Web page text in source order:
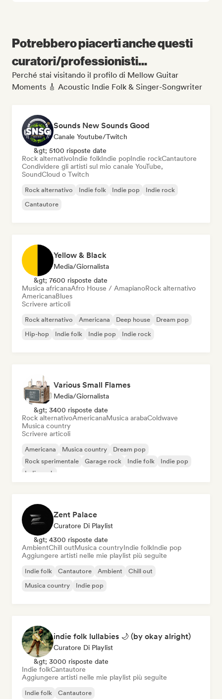
Potrebbero piacerti anche questi
curatori/professionisti...
Perché stai visitando il profilo di Mellow Guitar
Moments 🎸 Acoustic Indie Folk & Singer-Songwriter
Sounds New Sounds Good
Canale Youtube/Twitch
&gt; 5100 risposte date
Rock alternativoIndie folkIndie popIndie rockCantautore
Condividere gli artisti sul mio canale YouTube,
SoundCloud o Twitch
Rock alternativo Indie folk Indie pop
Indie rock
Cantautore
Yellow & Black
Media/Giornalista
&gt; 7600 risposte date
Musica africanaAfro House / AmapianoRock alternativo
AmericanaBlues
Scrivere articoli
Rock alternativo Americana Deep house
Dream pop
Hip-hop
Indie folk Indie pop Indie rock
Various Small Flames
Media/Giornalista
&gt; 3400 risposte date
Rock alternativoAmericanaMusica arabaColdwave
Musica country
Scrivere articoli
Americana Musica country
Dream pop
Rock sperimentale
Garage rock Indie folk
Indie pop
Indie rock
Zent Palace
Curatore Di Playlist
&gt; 4300 risposte date
AmbientChill outMusica countryIndie folkIndie pop
Aggiungere artisti nelle mie playlist più seguite
Indie folk Cantautore Ambient
Chill out
Musica country
Indie pop
indie folk lullabies 🌙 (by okay alright)
Curatore Di Playlist
&gt; 3000 risposte date
Indie folkCantautore
Aggiungere artisti nelle mie playlist più seguite
Indie folk Cantautore